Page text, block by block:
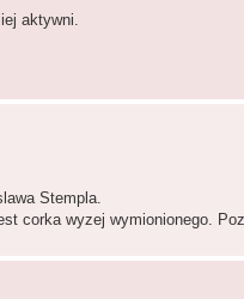
aktywni.
Stempla.
corka wyzej wymionionego.